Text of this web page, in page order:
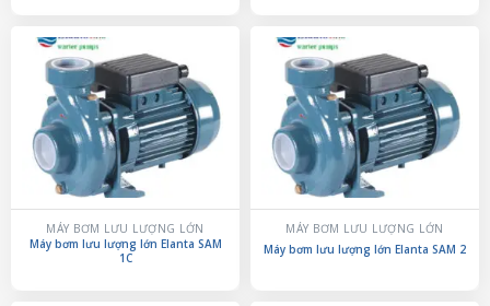
MÁY BƠM LƯU LƯỢNG LỚN
Máy bơm lưu lượng lớn Elanta SAM
1C
MÁY BƠM LƯU LƯỢNG LỚN
Máy bơm lưu lượng lớn Elanta SAM 2